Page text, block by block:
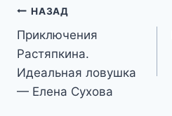
Навигация
по
записям
НАЗАД
Приключения
Растяпкина.
Идеальная ловушка
— Елена Сухова